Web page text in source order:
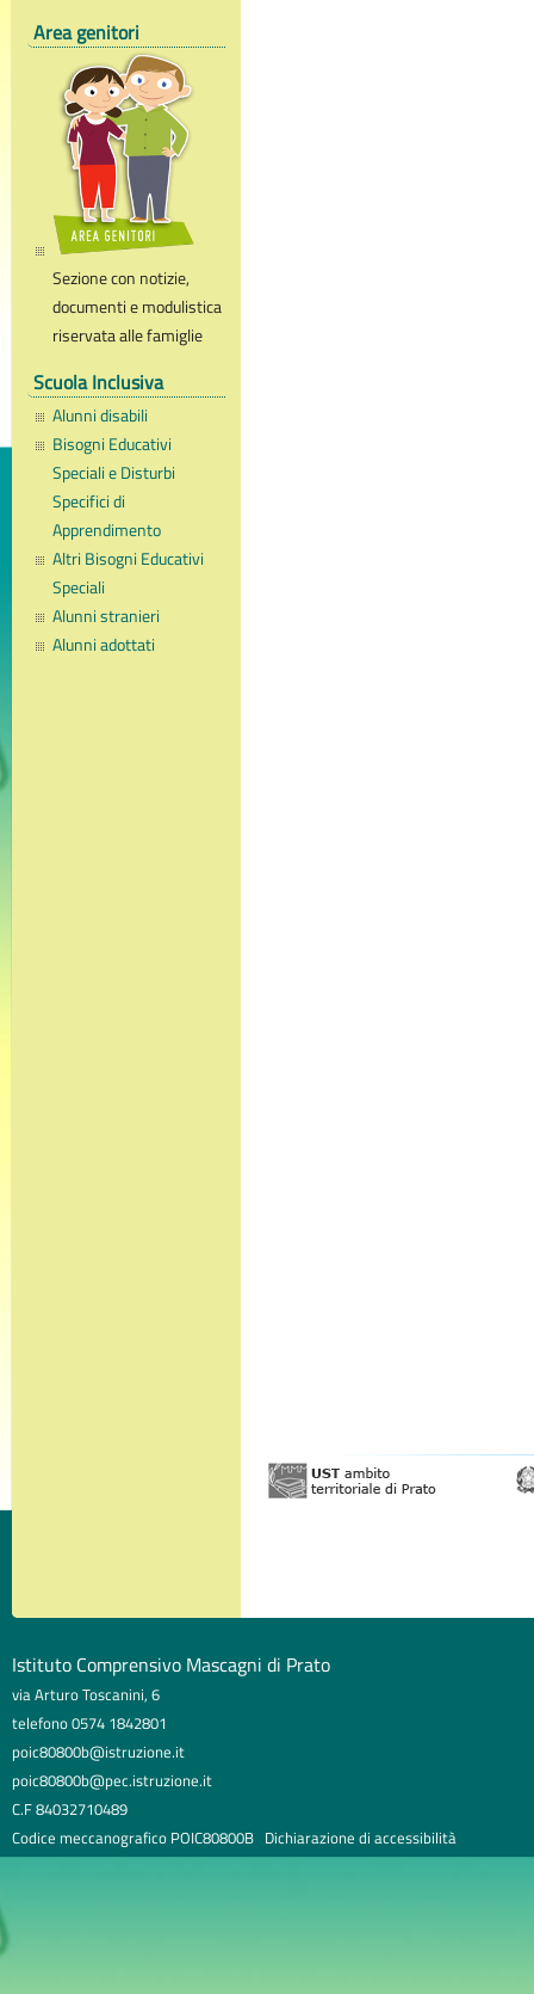
Area genitori
Sezione con notizie,
documenti e modulistica
riservata alle famiglie
Scuola Inclusiva
Alunni disabili
Bisogni Educativi
Speciali e Disturbi
Specifici di
Apprendimento
Altri Bisogni Educativi
Speciali
Alunni stranieri
Alunni adottati
Istituto Comprensivo Mascagni di Prato
via Arturo Toscanini, 6
telefono 0574 1842801
poic80800b@istruzione.it
poic80800b@pec.istruzione.it
C.F 84032710489
Codice meccanografico POIC80800B Dichiarazione di accessibilità